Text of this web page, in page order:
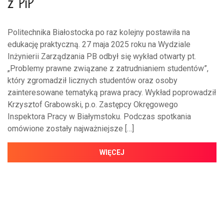
Politechnika Białostocka po raz kolejny postawiła na
edukację praktyczną. 27 maja 2025 roku na Wydziale
Inżynierii Zarządzania PB odbył się wykład otwarty pt.
„Problemy prawne związane z zatrudnianiem studentów”,
który zgromadził licznych studentów oraz osoby
zainteresowane tematyką prawa pracy. Wykład poprowadził
Krzysztof Grabowski, p.o. Zastępcy Okręgowego
Inspektora Pracy w Białymstoku. Podczas spotkania
omówione zostały najważniejsze […]
WIĘCEJ